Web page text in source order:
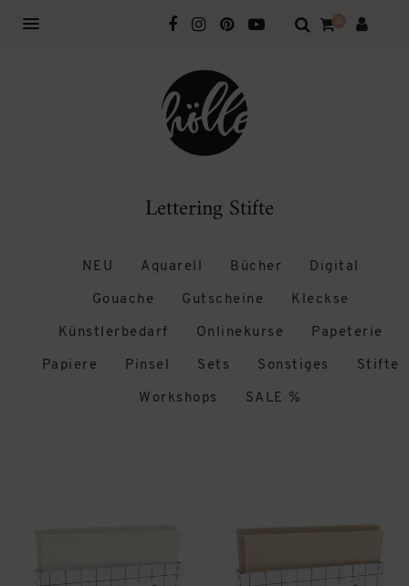
0
Lettering Stifte
NEU Aquarell Bücher Digital
Gouache Gutscheine Kleckse
Künstlerbedarf Onlinekurse Papeterie
Papiere Pinsel Sets Sonstiges Stifte
Workshops SALE %